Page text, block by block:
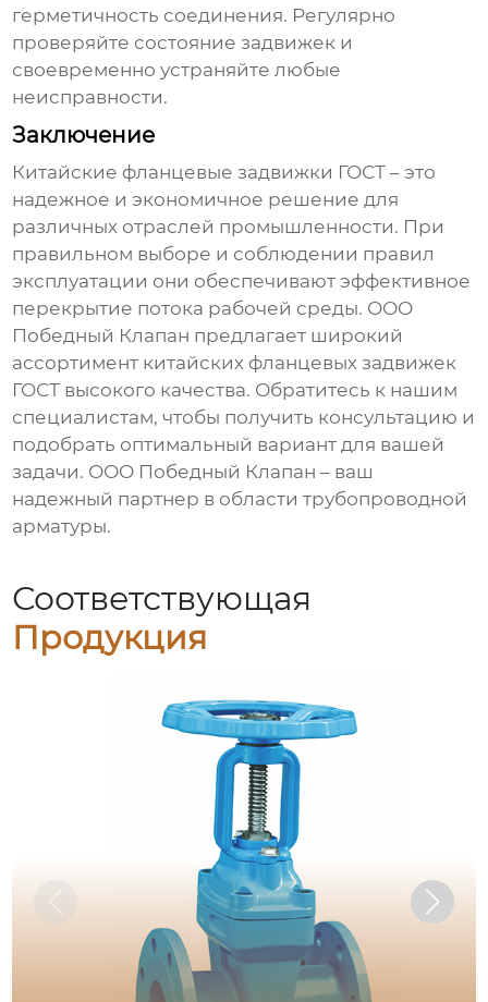
герметичность соединения. Регулярно
проверяйте состояние задвижек и
своевременно устраняйте любые
неисправности.
Заключение
Китайские фланцевые задвижки ГОСТ – это
надежное и экономичное решение для
различных отраслей промышленности. При
правильном выборе и соблюдении правил
эксплуатации они обеспечивают эффективное
перекрытие потока рабочей среды. ООО
Победный Клапан предлагает широкий
ассортимент китайских фланцевых задвижек
ГОСТ высокого качества. Обратитесь к нашим
специалистам, чтобы получить консультацию и
подобрать оптимальный вариант для вашей
задачи. ООО Победный Клапан – ваш
надежный партнер в области трубопроводной
арматуры.
Соответствующая
Продукция